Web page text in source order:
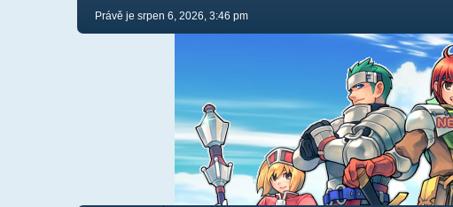
Právě je srpen 6, 2026, 3:46 pm